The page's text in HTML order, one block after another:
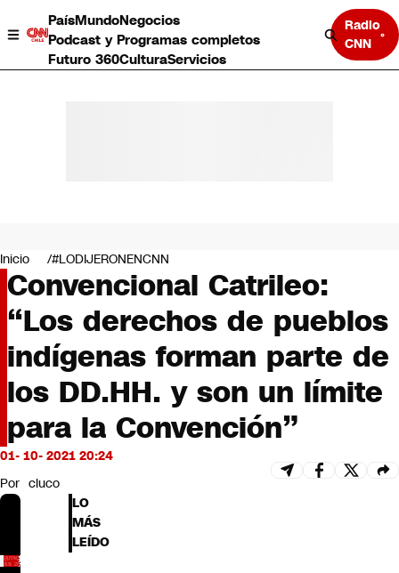
PaísMundoNegocios
Podcast y Programas completos
Futuro 360CulturaServicios
Radio
CNN
Negocios
Deportes
Programas completos
Cultura
Servicios
Bits
CNN Data
CNN tiempo
Futuro 360
Opinión
Inicio #LODIJERONENCNN
Convencional Catrileo:
“Los derechos de pueblos
indígenas forman parte de
los DD.HH. y son un límite
para la Convención”
01- 10- 2021 20:24
Por cluco
LO
MÁS
LEÍDO